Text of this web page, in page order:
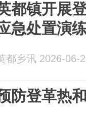
都镇开展
急处置演
都乡讯 2026-06-
防登革热